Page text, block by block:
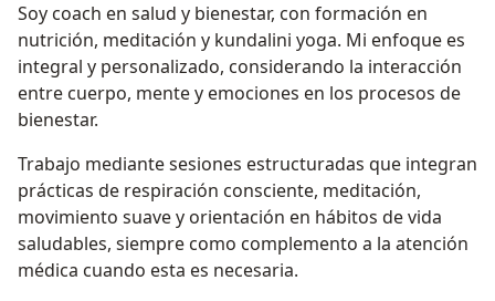
Soy coach en salud y bienestar, con formación en
nutrición, meditación y kundalini yoga. Mi enfoque es
integral y personalizado, considerando la interacción
entre cuerpo, mente y emociones en los procesos de
bienestar.
Trabajo mediante sesiones estructuradas que integran
prácticas de respiración consciente, meditación,
movimiento suave y orientación en hábitos de vida
saludables, siempre como complemento a la atención
médica cuando esta es necesaria.